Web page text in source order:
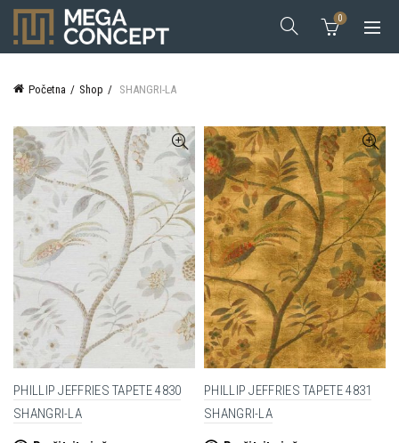
0
Početna Shop SHANGRI-LA
PHILLIP JEFFRIES TAPETE 4830
SHANGRI-LA
PHILLIP JEFFRIES TAPETE 4831
SHANGRI-LA